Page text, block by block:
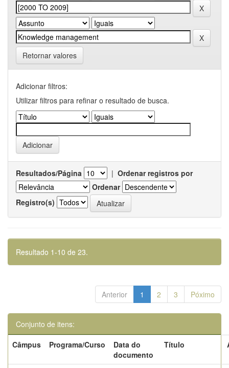
Retornar valores
Adicionar filtros:
Utilizar filtros para refinar o resultado de busca.
Resultados/Página | Ordenar registros por
Ordenar
Registro(s)
Resultado 1-10 de 23.
Anterior 1 2 3 Póximo
Conjunto de itens:
Câmpus
Programa/Curso
Data do
documento
Título